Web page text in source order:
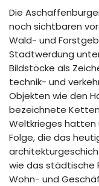
Die
noch sichtbaren
Wald- und
Stadtwerdung
Bildstöcke als
technik- und
Objekten wie den
bezeichnete
Weltkrieges
Folge, die das
wie das städtische
Wohn- und